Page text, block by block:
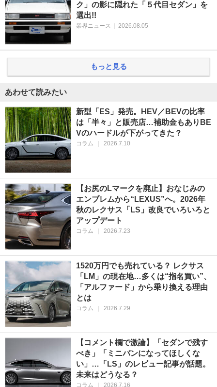
ク」の影に隠れた「５代目セダン」を
選出!!
業界ニュース 2026.08.05
もっと見る
あわせて読みたい
新型「ES」発売。HEV／BEVの比率
は「半々」と販売店…補助金もありBE
Vのハードルが下がってきた？
コラム 2026.7.10
【お尻のLマークを廃止】おなじみの
エンブレムから“LEXUS”へ。2026年
秋のレクサス「LS」改良でいろいろと
アップデート
コラム 2026.7.23
1520万円でも売れている？ レクサス
「LM」の現在地…多くは“指名買い”、
「アルファード」から乗り換える理由
とは
コラム 2026.7.29
【コメント欄で激論】「セダンで残す
べき」「ミニバンになってほしくな
い」…「LS」のレビュー記事が話題。
未来はどうなる？
コラム 2026.7.16